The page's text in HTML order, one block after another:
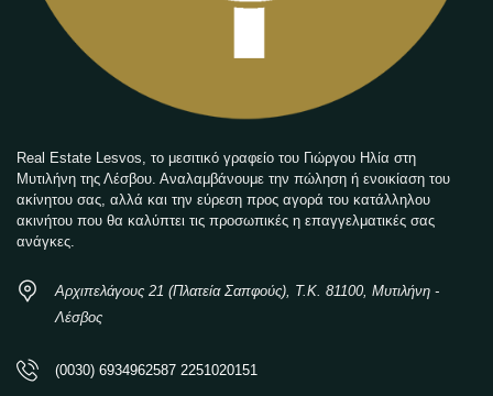
Real Estate Lesvos, το μεσιτικό γραφείο του Γιώργου Ηλία στη
Μυτιλήνη της Λέσβου. Αναλαμβάνουμε την πώληση ή ενοικίαση του
ακίνητου σας, αλλά και την εύρεση προς αγορά του κατάλληλου
ακινήτου που θα καλύπτει τις προσωπικές η επαγγελματικές σας
ανάγκες.
Αρχιπελάγους 21 (Πλατεία Σαπφούς), Τ.Κ. 81100, Μυτιλήνη -
Λέσβος
(0030) 6934962587 2251020151